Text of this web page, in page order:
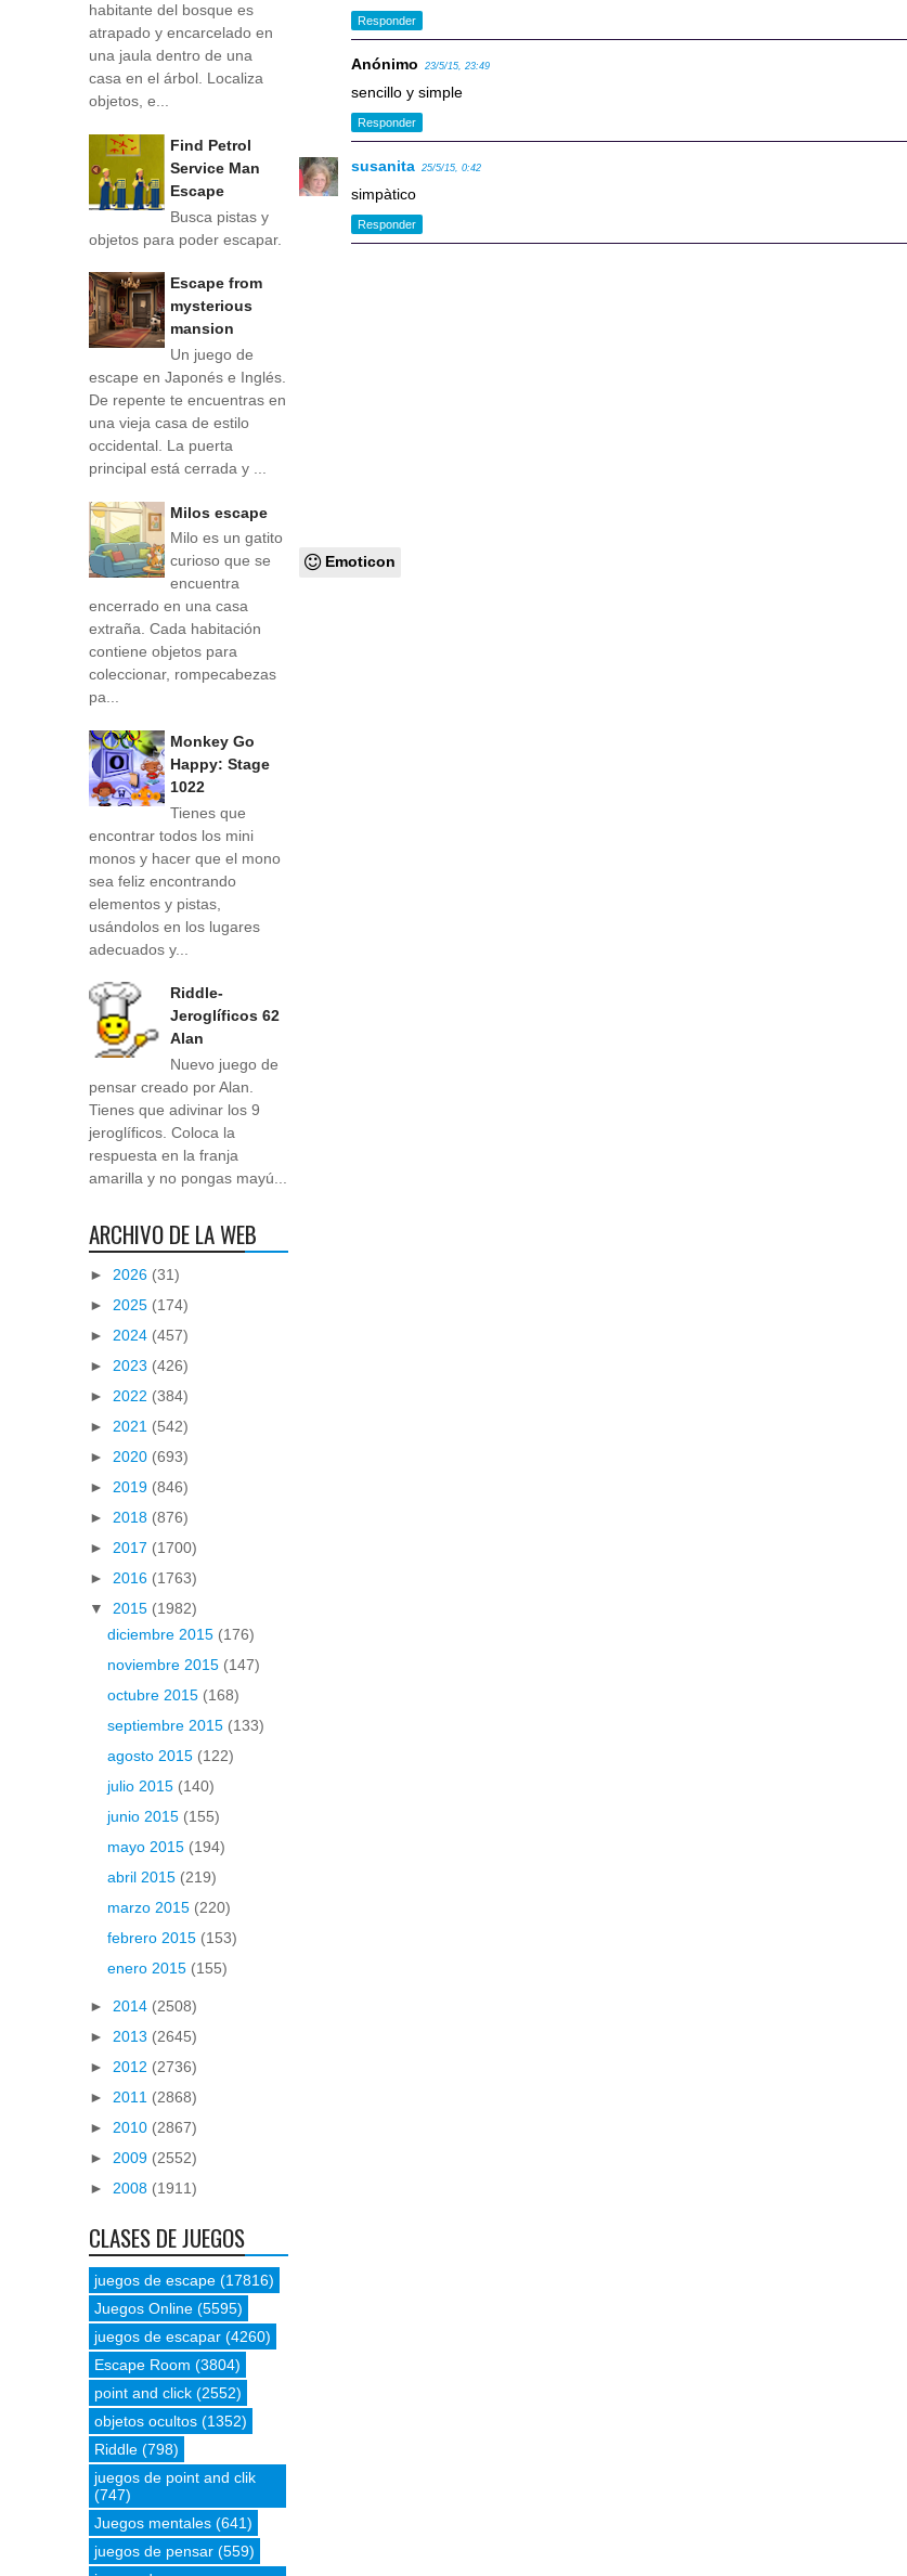
Responder
Anónimo 23/5/15, 23:49
sencillo y simple
Responder
susanita 25/5/15, 0:42
simpàtico
Responder
Emoticon
habitante del bosque es
atrapado y encarcelado en
una jaula dentro de una
casa en el árbol. Localiza
objetos, e...
Find Petrol
Service Man
Escape
Busca pistas y
objetos para poder escapar.
Escape from
mysterious
mansion
Un juego de
escape en Japonés e Inglés.
De repente te encuentras en
una vieja casa de estilo
occidental. La puerta
principal está cerrada y ...
Milos escape
Milo es un gatito
curioso que se
encuentra
encerrado en una casa
extraña. Cada habitación
contiene objetos para
coleccionar, rompecabezas
pa...
Monkey Go
Happy: Stage
1022
Tienes que
encontrar todos los mini
monos y hacer que el mono
sea feliz encontrando
elementos y pistas,
usándolos en los lugares
adecuados y...
Riddle-
Jeroglíficos 62
Alan
Nuevo juego de
pensar creado por Alan.
Tienes que adivinar los 9
jeroglíficos. Coloca la
respuesta en la franja
amarilla y no pongas mayú...
ARCHIVO DE LA WEB
► 2026 (31)
► 2025 (174)
► 2024 (457)
► 2023 (426)
► 2022 (384)
► 2021 (542)
► 2020 (693)
► 2019 (846)
► 2018 (876)
► 2017 (1700)
► 2016 (1763)
▼ 2015 (1982)
diciembre 2015 (176)
noviembre 2015 (147)
octubre 2015 (168)
septiembre 2015 (133)
agosto 2015 (122)
julio 2015 (140)
junio 2015 (155)
mayo 2015 (194)
abril 2015 (219)
marzo 2015 (220)
febrero 2015 (153)
enero 2015 (155)
► 2014 (2508)
► 2013 (2645)
► 2012 (2736)
► 2011 (2868)
► 2010 (2867)
► 2009 (2552)
► 2008 (1911)
CLASES DE JUEGOS
juegos de escape (17816)
Juegos Online (5595)
juegos de escapar (4260)
Escape Room (3804)
point and click (2552)
objetos ocultos (1352)
Riddle (798)
juegos de point and clik
(747)
Juegos mentales (641)
juegos de pensar (559)